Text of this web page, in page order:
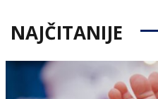
NAJČITANIJE